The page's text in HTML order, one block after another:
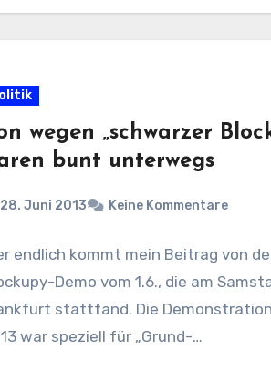
wegen „schwarzer
bunt unterwegs
28. Juni 2013 Keine Kommentare
endlich kommt mein Beitrag von
Demo vom 1.6., die am
stattfand. Die
war speziell für „Grund-…